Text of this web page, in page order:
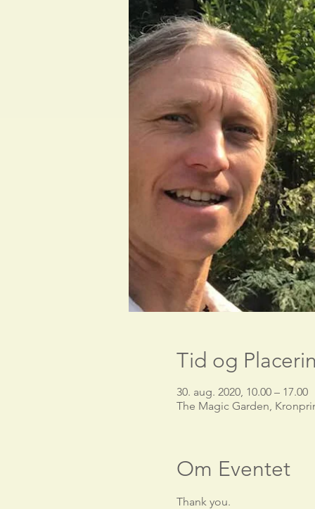
Tid og
30. aug. 2020, 10.00 – 17.00
The Magic Garden,
Om Eventet
Thank you.